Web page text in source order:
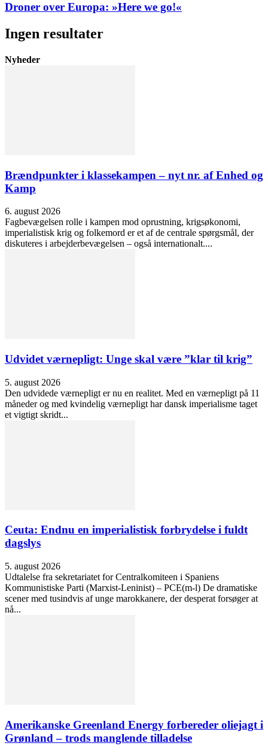
Droner over Europa: »Here we go!«
Ingen resultater
Nyheder
Brændpunkter i klassekampen – nyt nr. af Enhed og
Kamp
6. august 2026
Fagbevægelsen rolle i kampen mod oprustning, krigsøkonomi,
imperialistisk krig og folkemord er et af de centrale spørgsmål, der
diskuteres i arbejderbevægelsen – også internationalt....
Udvidet værnepligt: Unge skal være ”klar til krig”
5. august 2026
Den udvidede værnepligt er nu en realitet. Med en værnepligt på 11
måneder og med kvindelig værnepligt har dansk imperialisme taget
et vigtigt skridt...
Ceuta: Endnu en imperialistisk forbrydelse i fuldt
dagslys
5. august 2026
Udtalelse fra sekretariatet for Centralkomiteen i Spaniens
Kommunistiske Parti (Marxist-Leninist) – PCE(m-l) De dramatiske
scener med tusindvis af unge marokkanere, der desperat forsøger at
nå...
Amerikanske Greenland Energy forbereder oliejagt i
Grønland – trods manglende tilladelse